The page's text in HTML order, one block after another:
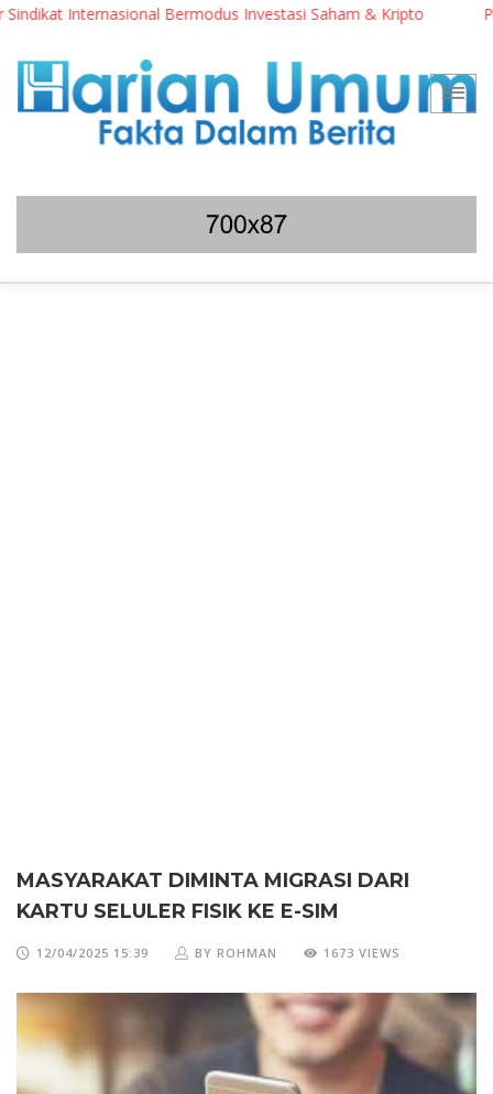
Internasional Bermodus Investasi Saham & Kripto
MASYARAKAT DIMINTA MIGRASI DARI
KARTU SELULER FISIK KE E-SIM
12/04/2025 15:39 BY ROHMAN 1673 VIEWS